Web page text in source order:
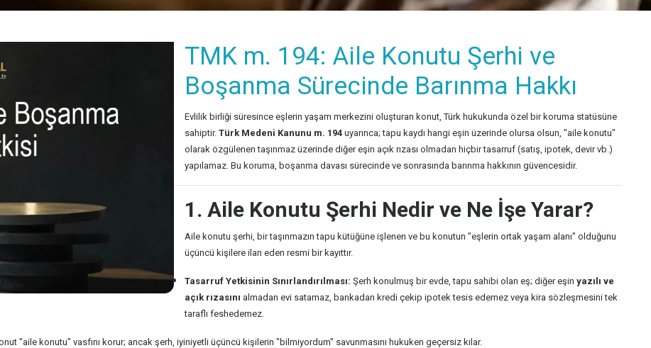
TMK m. 194: Aile Konutu Şerhi ve
Boşanma Sürecinde Barınma Hakkı
Evlilik birliği süresince eşlerin yaşam merkezini oluşturan konut, Türk hukukunda özel bir koruma statüsüne
sahiptir. Türk Medeni Kanunu m. 194 uyarınca; tapu kaydı hangi eşin üzerinde olursa olsun, "aile konutu"
olarak özgülenen taşınmaz üzerinde diğer eşin açık rızası olmadan hiçbir tasarruf (satış, ipotek, devir vb.)
yapılamaz. Bu koruma, boşanma davası sürecinde ve sonrasında barınma hakkının güvencesidir.
1. Aile Konutu Şerhi Nedir ve Ne İşe Yarar?
Aile konutu şerhi, bir taşınmazın tapu kütüğüne işlenen ve bu konutun "eşlerin ortak yaşam alanı" olduğunu
üçüncü kişilere ilan eden resmi bir kayıttır.
Tasarruf Yetkisinin Sınırlandırılması: Şerh konulmuş bir evde, tapu sahibi olan eş; diğer eşin yazılı ve
açık rızasını almadan evi satamaz, bankadan kredi çekip ipotek tesis edemez veya kira sözleşmesini tek
taraflı feshedemez.
"aile konutu" vasfını korur; ancak şerh, iyiniyetli üçüncü kişilerin "bilmiyordum" savunmasını hukuken geçersiz kılar.